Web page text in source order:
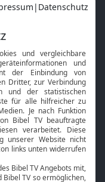
App
TV
HbbTV
Online-Bibel
Gottesdienst